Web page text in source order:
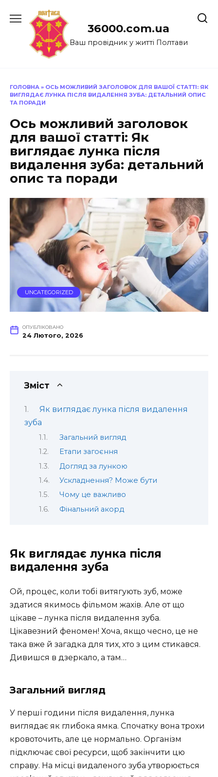
до
36000.com.ua
Ваш провідник у житті Полтави
ГОЛОВНА » ОСЬ МОЖЛИВИЙ ЗАГОЛОВОК ДЛЯ ВАШОЇ СТАТТІ: ЯК
ВИГЛЯДАЄ ЛУНКА ПІСЛЯ ВИДАЛЕННЯ ЗУБА: ДЕТАЛЬНИЙ ОПИС
ТА ПОРАДИ
Ось можливий заголовок
для вашої статті: Як
виглядає лунка після
видалення зуба: детальний
опис та поради
UNCATEGORIZED
ОПУБЛІКОВАНО
24 Лютого, 2026
Зміст
Як виглядає лунка після видалення
зуба
Загальний вигляд
Етапи загоєння
Догляд за лункою
Ускладнення? Може бути
Чому це важливо
Фінальний акорд
Як виглядає лунка після
видалення зуба
Ой, процес, коли тобі витягують зуб, може
здатися якимось фільмом жахів. Але от що
цікаве – лунка після видалення зуба.
Цікавезний феномен! Хоча, якщо чесно, це не
така вже й загадка для тих, хто з цим стикався.
Дивишся в дзеркало, а там…
Загальний вигляд
У перші години після видалення, лунка
виглядає як глибока ямка. Спочатку вона трохи
кровоточить, але це нормально. Організм
підключає свої ресурси, щоб закінчити цю
справу. На місці видаленого зуба утворюється